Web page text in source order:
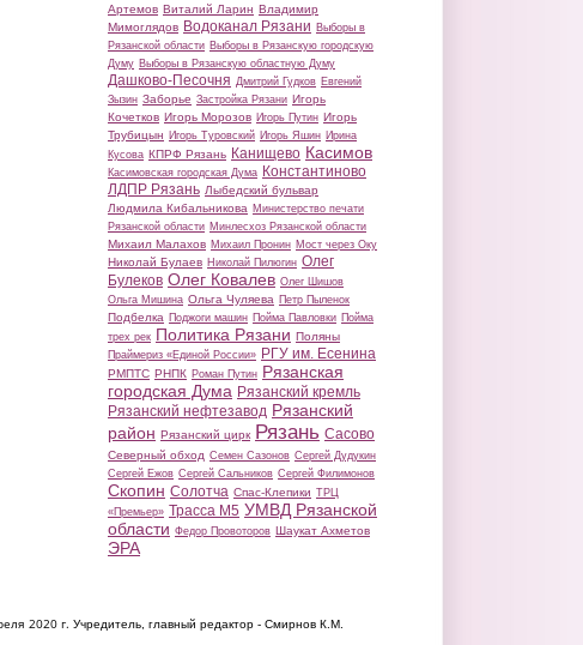
Артемов Виталий Ларин Владимир
Мимоглядов Водоканал Рязани Выборы в
Рязанской области Выборы в Рязанскую городскую
Думу Выборы в Рязанскую областную Думу
Дашково-Песочня Дмитрий Гудков Евгений
Зызин Заборье Застройка Рязани Игорь
Кочетков Игорь Морозов Игорь Путин Игорь
Трубицын Игорь Туровский Игорь Яшин Ирина
Кусова КПРФ Рязань Канищево Касимов
Касимовская городская Дума Константиново
ЛДПР Рязань Лыбедский бульвар
Людмила Кибальникова Министерство печати
Рязанской области Минлесхоз Рязанской области
Михаил Малахов Михаил Пронин Мост через Оку
Николай Булаев Николай Пилюгин Олег
Булеков Олег Ковалев Олег Шишов
Ольга Мишина Ольга Чуляева Петр Пыленок
Подбелка Поджоги машин Пойма Павловки Пойма
трех рек Политика Рязани Поляны
Праймериз «Единой России» РГУ им. Есенина
РМПТС РНПК Роман Путин Рязанская
городская Дума Рязанский кремль
Рязанский нефтезавод Рязанский
район Рязанский цирк Рязань Сасово
Северный обход Семен Сазонов Сергей Дудукин
Сергей Ежов Сергей Сальников Сергей Филимонов
Скопин Солотча Спас-Клепики ТРЦ
«Премьер» Трасса М5 УМВД Рязанской
области Федор Провоторов Шаукат Ахметов
ЭРА
2020 г. Учредитель, главный редактор - Смирнов К.М.